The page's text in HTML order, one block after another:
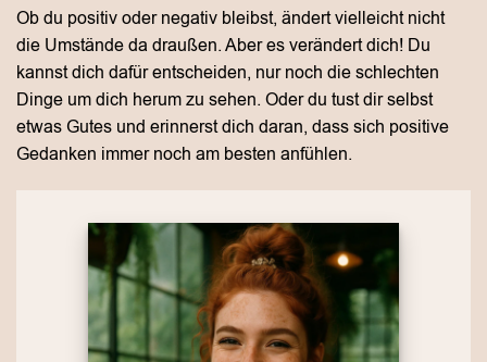
Ob du positiv oder negativ bleibst, ändert vielleicht nicht
die Umstände da draußen. Aber es verändert dich! Du
kannst dich dafür entscheiden, nur noch die schlechten
Dinge um dich herum zu sehen. Oder du tust dir selbst
etwas Gutes und erinnerst dich daran, dass sich positive
Gedanken immer noch am besten anfühlen.